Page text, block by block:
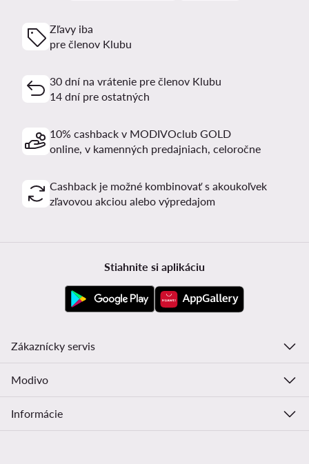
Zľavy iba
pre členov Klubu
30 dní na vrátenie pre členov Klubu
14 dní pre ostatných
10% cashback v MODIVOclub GOLD
online, v kamenných predajniach, celoročne
Cashback je možné kombinovať s akoukoľvek
zľavovou akciou alebo výpredajom
Stiahnite si aplikáciu
Zákaznícky servis
Modivo
Informácie